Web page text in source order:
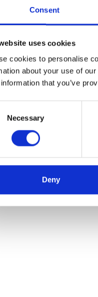
Consent
uses cookies
cookies to personalise
about your use of
that you’ve
Necessary
Deny